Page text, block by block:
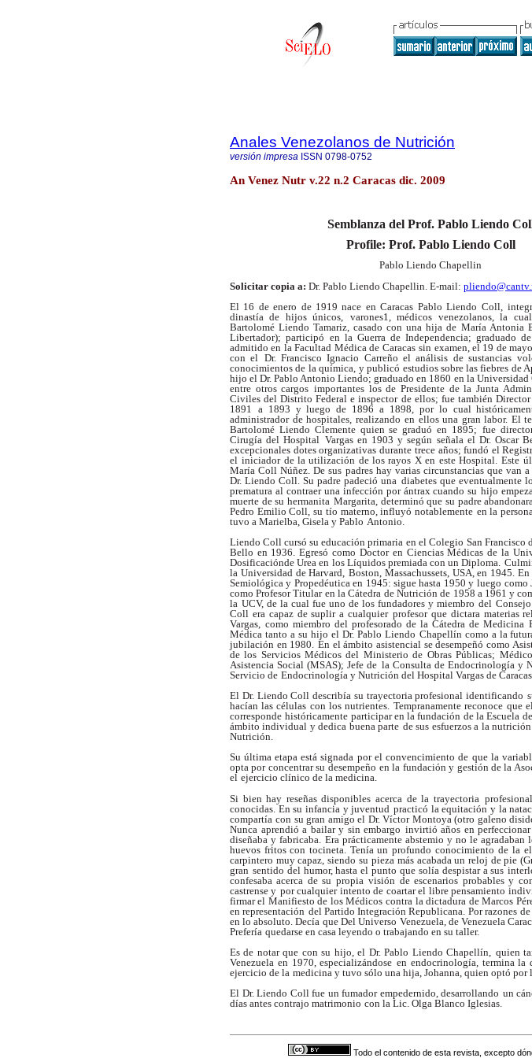
Anales Venezolanos de Nutrición
versión impresa ISSN 0798-0752
An Venez Nutr v.22 n.2 Caracas dic. 2009
Semblanza del Prof. Pablo Liendo
Profile: Prof. Pablo Liendo Coll
Pablo Liendo Chapellin
Solicitar copia a: Dr. Pablo Liendo Chapellin. E-mail:
El 16 de enero de 1919 nace en Caracas Pablo Liendo Coll,
dinastía de hijos únicos,
varones1 , médicos venezolanos, la
Bartolomé Liendo Tamariz, casado con una hija de María Antonia
Libertador); participó en la Guerra de Independencia; graduado
admitido en la Facultad Médica de Caracas sin examen, el 19 de
con el Dr. Francisco Ignacio Carreño el análisis de sustancias
conocimientos de la química, y publicó estudios sobre las fiebres de
hijo el Dr. Pablo Antonio Liendo; graduado en 1860 en la Universidad
entre otros cargos importantes los de Presidente de la Junta
Civiles del Distrito Federal e inspector de ellos; fue también
1891
a 1893 y luego de 1896 a 1898, por lo cual
administrador de hospitales, realizando en ellos una gran labor. El
Bartolomé Liendo Clemente quien se graduó en 1895; fue
Cirugía del Hospital Vargas en 1903 y según señala el Dr. Oscar
excepcionales dotes organizativas durante trece años; fundó el
el iniciador de la utilización de los rayos X en este Hospital.
Este
María Coll Núñez. De sus padres hay varias circunstancias que van a
Dr. Liendo Coll. Su padre padeció una diabetes que eventualmente
prematura al contraer una infección por ántrax cuando su hijo
muerte de su hermanita Margarita, determinó que su padre
Pedro Emilio Coll, su tío materno, influyó notablemente en la
tuvo a Marielba, Gisela y Pablo Antonio.
Liendo Coll cursó su educación primaria en el Colegio San Francisco
Bello en 1936. Egresó como Doctor en Ciencias Médicas de la
Dosificaciónde Urea en los Líquidos premiada con un Diploma.
la Universidad de Harvard, Boston, Massachussets, USA, en 1945.
Semiológica y Propedéutica en 1945: sigue hasta 1950 y luego como
como Profesor Titular en la Cátedra de Nutrición de 1958 a 1961 y
la UCV, de la cual fue uno de los fundadores y miembro del
Coll era capaz de suplir a cualquier profesor que dictara materias
Vargas, como miembro del profesorado de la Cátedra de Medicina
Médica tanto a su hijo el Dr. Pablo Liendo Chapellín como a la
jubilación en 1980. En el ámbito asistencial se desempeñó como
de los Servicios Médicos del Ministerio de Obras Públicas;
Asistencia Social (MSAS); Jefe de la Consulta de Endocrinología y
Servicio de Endocrinología y Nutrición del Hospital Vargas de
El Dr. Liendo Coll describía su trayectoria profesional identificando
hacían las células con los nutrientes. Tempranamente reconoce
corresponde históricamente participar en la fundación de la Escuela
ámbito individual y dedica buena parte de sus esfuerzos a la
Nutrición.
Su última etapa está signada por el convencimiento de que la
opta por concentrar su desempeño en la fundación y gestión de la
el ejercicio clínico de la medicina.
Si bien hay reseñas disponibles acerca de la trayectoria
conocidas. En su infancia y juventud practicó la equitación y la
compartía con su gran amigo el Dr. Víctor Montoya (otro galeno
Nunca aprendió a bailar y sin embargo invirtió años en
diseñaba y fabricaba. Era prácticamente abstemio y no le agradaban
huevos fritos con tocineta. Tenía un profundo conocimiento de la
carpintero muy capaz, siendo su pieza más acabada un reloj de pie
gran sentido del humor, hasta el punto que solía despistar a sus
confesaba acerca de su propia visión de escenarios probables y
castrense y por cualquier intento de coartar el libre pensamiento
firmar el Manifiesto de los Médicos contra la dictadura de Marcos
en representación del Partido Integración Republicana. Por razones
en lo absoluto. Decía que Del Universo Venezuela, de Venezuela
Prefería quedarse en casa leyendo o trabajando en su taller.
Es de notar que con su hijo, el Dr. Pablo Liendo Chapellín,
quien
Venezuela en 1970, especializándose en endocrinología, termina la
ejercicio de la medicina y tuvo sólo una hija, Johanna, quien optó por
El Dr. Liendo Coll fue un fumador empedernido, desarrollando un
días antes contrajo matrimonio con la Lic. Olga Blanco Iglesias.
Todo el contenido de esta revista, excepto